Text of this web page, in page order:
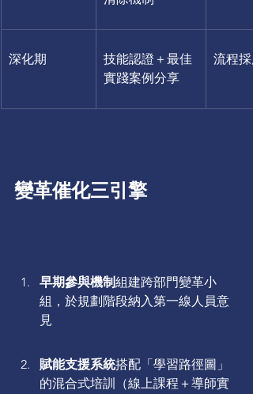
深化期
技能認證＋最佳
實踐案例分享
流程採
變革催化三引擎
早期參與機制組建跨部門變革小
組，於規劃階段納入第一線人員意
見
賦能支援系統搭配「學習路徑圖」
的混合式培訓（線上課程＋導師實